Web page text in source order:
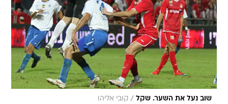
שוב נעל את השער. שקל / קובי אליהו